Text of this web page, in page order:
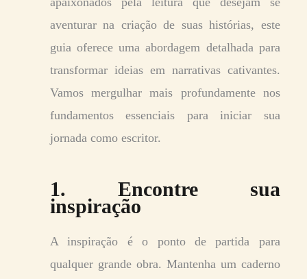
aventurar na criação de suas histórias, este
guia oferece uma abordagem detalhada para
transformar ideias em narrativas cativantes.
Vamos mergulhar mais profundamente nos
fundamentos essenciais para iniciar sua
jornada como escritor.
1. Encontre sua
inspiração
A inspiração é o ponto de partida para
qualquer grande obra. Mantenha um caderno